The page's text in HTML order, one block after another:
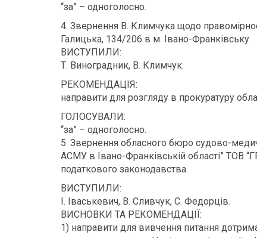
“за” – одноголосно.
4. Звернення В. Климчука щодо
Галицька, 134/206 в м. Івано-Франківську.
ВИСТУПИЛИ:
Т. Виноградник, В. Климчук.
РЕКОМЕНДАЦІЯ:
направити для розгляду в прокуратуру
ГОЛОСУВАЛИ:
“за” – одноголосно.
5. Звернення обласного бюро судово-
АСМУ в Івано-Франківській області” ТОВ
податкового законодавства.
ВИСТУПИЛИ:
І. Іваськевич, В. Сливчук, С. Федорців.
ВИСНОВКИ ТА РЕКОМЕНДАЦІЇ:
1) направити для вивчення питання